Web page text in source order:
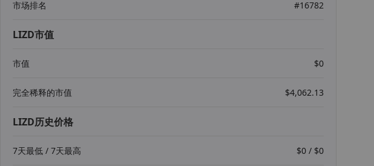
市场排名 #16782
LIZD市值
市值 $0
完全稀释的市值 $4,062.13
LIZD历史价格
7天最低 / 7天最高 $0 / $0